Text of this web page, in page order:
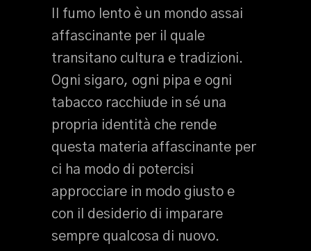
Il fumo lento è un mondo assai
affascinante per il quale
transitano cultura e tradizioni.
Ogni sigaro, ogni pipa e ogni
tabacco racchiude in sé una
propria identità che rende
questa materia affascinante per
ci ha modo di potercisi
approcciare in modo giusto e
con il desiderio di imparare
sempre qualcosa di nuovo.